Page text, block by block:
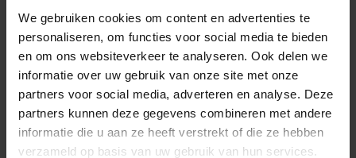
We gebruiken cookies om content en advertenties te
personaliseren, om functies voor social media te bieden
en om ons websiteverkeer te analyseren. Ook delen we
informatie over uw gebruik van onze site met onze
partners voor social media, adverteren en analyse. Deze
partners kunnen deze gegevens combineren met andere
informatie die u aan ze heeft verstrekt of die ze hebben
verzameld op basis van uw gebruik van hun services.
De afdekzeilen voor het zwembad kunnen onder andere:
Rond
Rechthoekig
Als ovaal zijn.
Hierdoor past het winterzeil op ieder zwembad! U kunt bij